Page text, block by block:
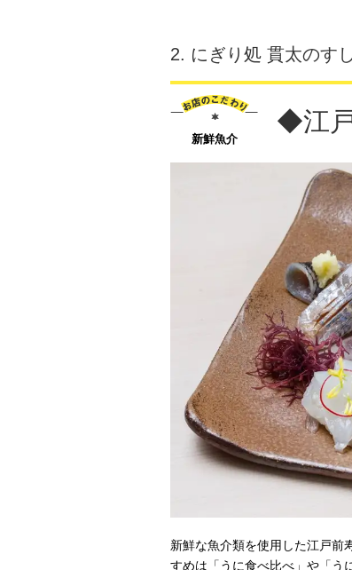
2. にぎり処 貫太のすし
新鮮魚介
◆江
新鮮な魚介類を使用した江戸前
すめは「うに食べ比べ」や「う